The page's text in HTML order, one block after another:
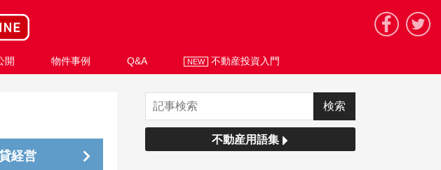
開 物件事例 Q&A NEW 不動産投資入門
経営
不動産用語集